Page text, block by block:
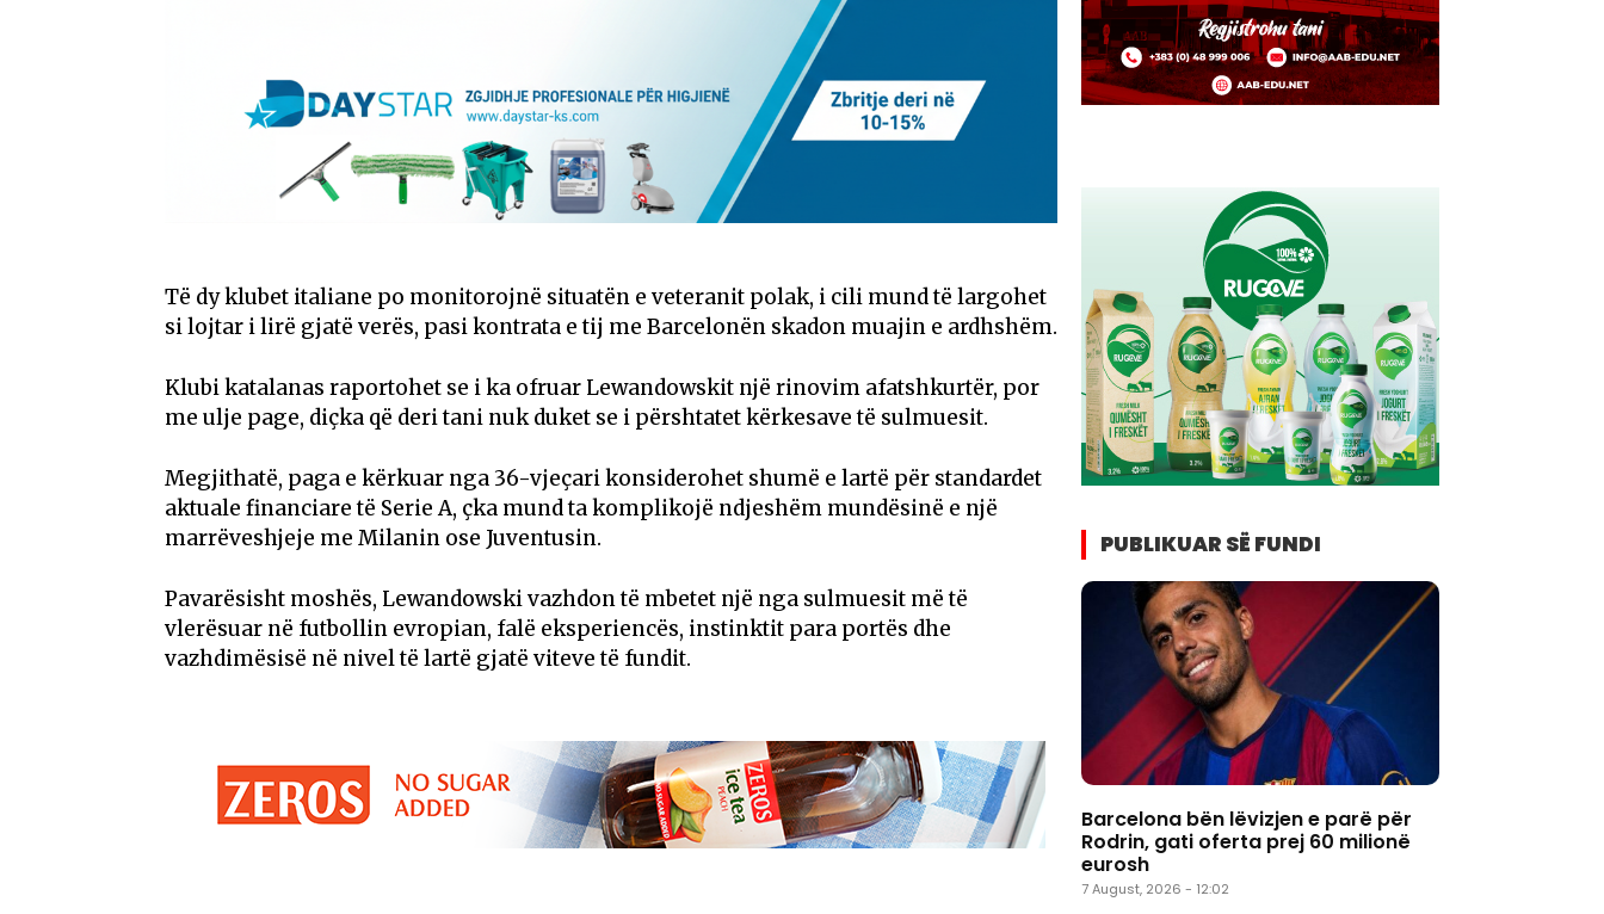
Të dy klubet italiane po monitorojnë situatën e veteranit polak, i cili mund të largohet
si lojtar i lirë gjatë verës, pasi kontrata e tij me Barcelonën skadon muajin e ardhshëm.
Klubi katalanas raportohet se i ka ofruar Lewandowskit një rinovim afatshkurtër, por
me ulje page, diçka që deri tani nuk duket se i përshtatet kërkesave të sulmuesit.
Megjithatë, paga e kërkuar nga 36-vjeçari konsiderohet shumë e lartë për standardet
aktuale financiare të Serie A, çka mund ta komplikojë ndjeshëm mundësinë e një
marrëveshjeje me Milanin ose Juventusin.
Pavarësisht moshës, Lewandowski vazhdon të mbetet një nga sulmuesit më të
vlerësuar në futbollin evropian, falë eksperiencës, instinktit para portës dhe
vazhdimësisë në nivel të lartë gjatë viteve të fundit.
PUBLIKUAR SË FUNDI
Barcelona bën lëvizjen e parë për
Rodrin, gati oferta prej 60 milionë
eurosh
7 August, 2026 - 12:02